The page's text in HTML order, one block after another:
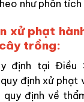
như phân tích
xử phạt
trồng:
định tại Điều
định xử phạt
định về